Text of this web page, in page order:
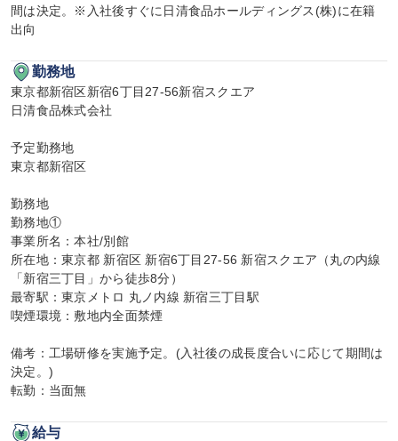
間は決定。※入社後すぐに日清食品ホールディングス(株)に在籍
出向
勤務地
東京都新宿区新宿6丁目27-56新宿スクエア
日清食品株式会社
予定勤務地
東京都新宿区
勤務地
勤務地①
事業所名：本社/別館
所在地：東京都 新宿区 新宿6丁目27-56 新宿スクエア（丸の内線
「新宿三丁目」から徒歩8分）
最寄駅：東京メトロ 丸ノ内線 新宿三丁目駅
喫煙環境：敷地内全面禁煙
備考：工場研修を実施予定。(入社後の成長度合いに応じて期間は
決定。)
転勤：当面無
給与